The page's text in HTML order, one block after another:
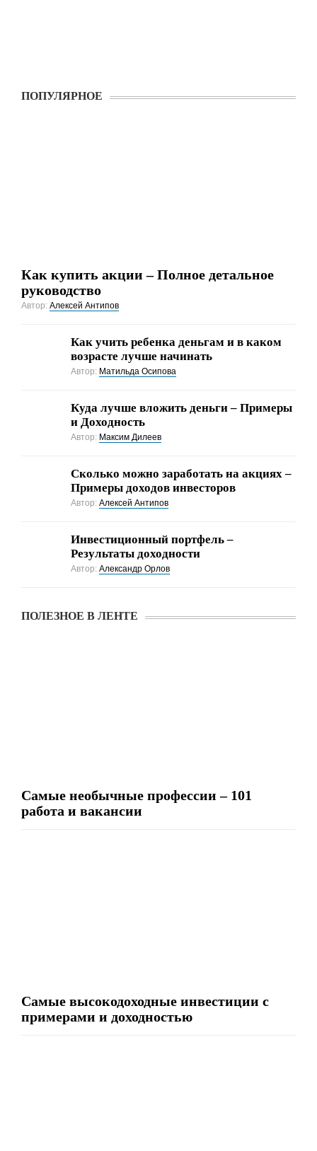
ПОПУЛЯРНОЕ
Как купить акции – Полное детальное
руководство
Автор:Алексей Антипов
Как учить ребенка деньгам и в каком
возрасте лучше начинать
Автор: Матильда Осипова
Куда лучше вложить деньги – Примеры
и Доходность
Автор: Максим Дилеев
Cколько можно заработать на акциях –
Примеры доходов инвесторов
Автор:Алексей Антипов
Инвестиционный портфель –
Результаты доходности
Автор:Александр Орлов
ПОЛЕЗНОЕ В ЛЕНТЕ
Самые необычные профессии – 101
работа и вакансии
Самые высокодоходные инвестиции с
примерами и доходностью